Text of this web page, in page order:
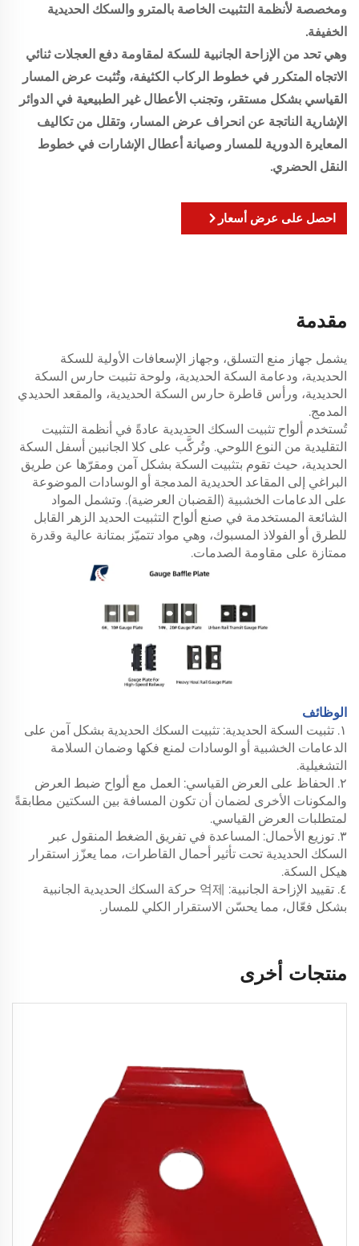
ومخصصة لأنظمة التثبيت الخاصة بالمترو والسكك الحديدية
الخفيفة.
وهي تحد من الإزاحة الجانبية للسكة لمقاومة دفع العجلات ثنائي
الاتجاه المتكرر في خطوط الركاب الكثيفة، وتُثبت عرض المسار
القياسي بشكل مستقر، وتجنب الأعطال غير الطبيعية في الدوائر
الإشارية الناتجة عن انحراف عرض المسار، وتقلل من تكاليف
المعايرة الدورية للمسار وصيانة أعطال الإشارات في خطوط
النقل الحضري.
احصل على عرض أسعار
مقدمة
يشمل جهاز منع التسلق، وجهاز الإسعافات الأولية للسكة
الحديدية، ودعامة السكة الحديدية، ولوحة تثبيت حارس السكة
الحديدية، ورأس قاطرة حارس السكة الحديدية، والمقعد الحديدي
المدمج.
تُستخدم ألواح تثبيت السكك الحديدية عادةً في أنظمة التثبيت
التقليدية من النوع اللوحي. وتُركَّب على كلا الجانبين أسفل السكة
الحديدية، حيث تقوم بتثبيت السكة بشكل آمن ومقرّها عن طريق
البراغي إلى المقاعد الحديدية المدمجة أو الوسادات الموضوعة
على الدعامات الخشبية (القضبان العرضية). وتشمل المواد
الشائعة المستخدمة في صنع ألواح التثبيت الحديد الزهر القابل
للطرق أو الفولاذ المسبوك، وهي مواد تتميّز بمتانة عالية وقدرة
ممتازة على مقاومة الصدمات.
الوظائف
١. تثبيت السكة الحديدية: تثبيت السكك الحديدية بشكل آمن على
الدعامات الخشبية أو الوسادات لمنع فكها وضمان السلامة
التشغيلية.
٢. الحفاظ على العرض القياسي: العمل مع ألواح ضبط العرض
والمكونات الأخرى لضمان أن تكون المسافة بين السكتين مطابقةً
لمتطلبات العرض القياسي.
٣. توزيع الأحمال: المساعدة في تفريق الضغط المنقول عبر
السكك الحديدية تحت تأثير أحمال القاطرات، مما يعزّز استقرار
هيكل السكة.
٤. تقييد الإزاحة الجانبية: 억제 حركة السكك الحديدية الجانبية
بشكل فعّال، مما يحسّن الاستقرار الكلي للمسار.
منتجات أخرى